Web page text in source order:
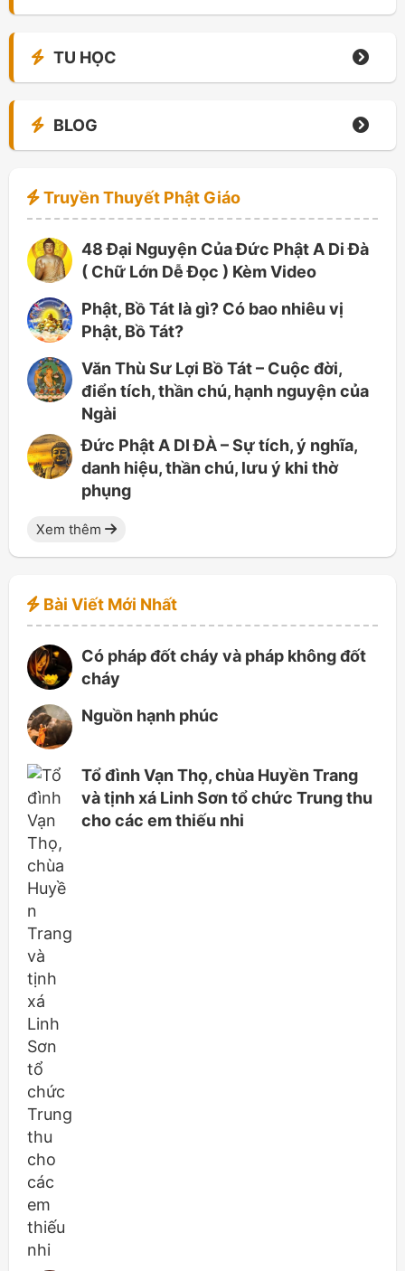
TU HỌC
BLOG
Truyền Thuyết Phật Giáo
48 Đại Nguyện Của Đức Phật A Di Đà
( Chữ Lớn Dễ Đọc ) Kèm Video
Phật, Bồ Tát là gì? Có bao nhiêu vị
Phật, Bồ Tát?
Văn Thù Sư Lợi Bồ Tát – Cuộc đời,
điển tích, thần chú, hạnh nguyện của
Ngài
Đức Phật A DI ĐÀ – Sự tích, ý nghĩa,
danh hiệu, thần chú, lưu ý khi thờ
phụng
Xem thêm
Bài Viết Mới Nhất
Có pháp đốt cháy và pháp không đốt
cháy
Nguồn hạnh phúc
Tổ đình Vạn Thọ, chùa Huyền Trang
và tịnh xá Linh Sơn tổ chức Trung thu
cho các em thiếu nhi